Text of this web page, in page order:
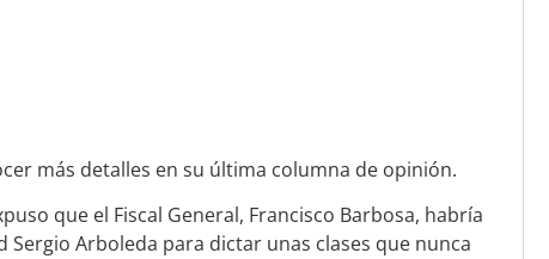
más detalles en su última columna de opinión.
que el Fiscal General, Francisco Barbosa, habría
Arboleda para dictar unas clases que nunca